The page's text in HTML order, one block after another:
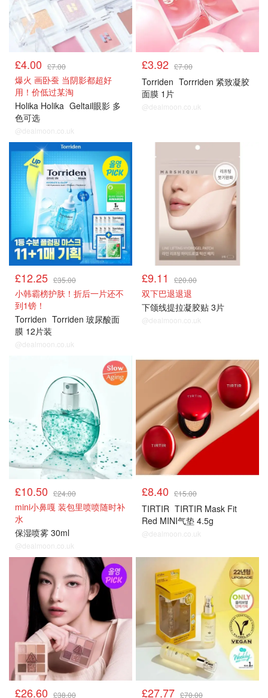
£4.00 £7.00
爆火 画卧蚕 当阴影都超好
用！价低过某淘
Holika Holika Geltail眼影 多
色可选
@dealmoon.co.uk
£3.92 £7.00
Torriden Torrriden 紧致凝胶
面膜 1片
@dealmoon.co.uk
£12.25 £35.00
小韩霸榜护肤！折后一片还不
到1镑！
Torriden Torriden 玻尿酸面
膜 12片装
@dealmoon.co.uk
£9.11 £20.00
双下巴退退退
下颌线提拉凝胶贴 3片
@dealmoon.co.uk
£10.50 £24.00
mini小鼻嘎 装包里喷喷随时补
水
保湿喷雾 30ml
@dealmoon.co.uk
£8.40 £15.00
TIRTIR TIRTIR Mask Fit
Red MINI气垫 4.5g
@dealmoon.co.uk
£26.60 £38.00 £27.77 £70.00